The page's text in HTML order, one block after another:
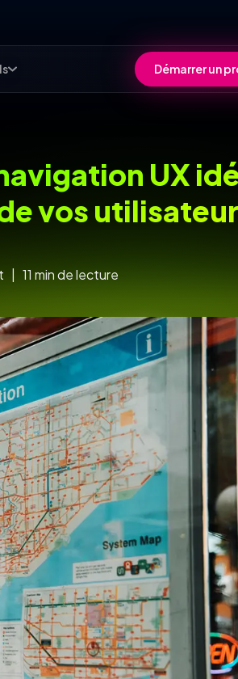
Démarrer un
UX
vos
11 min de lecture